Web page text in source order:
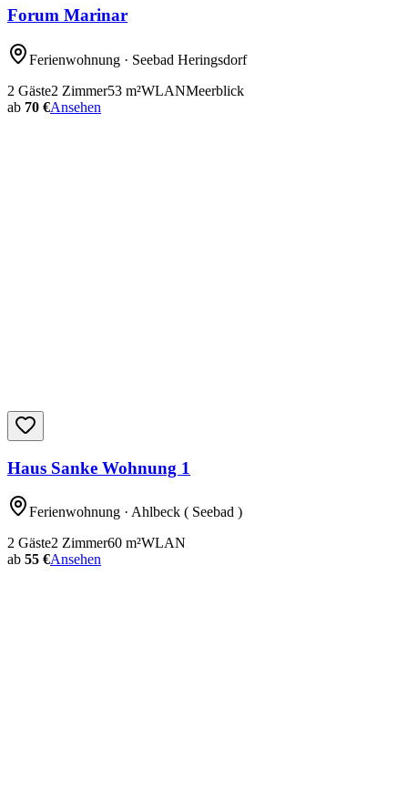
Forum Marinar
Ferienwohnung · Seebad Heringsdorf
2 Gäste2 Zimmer53 m²WLANMeerblick
ab 70 €Ansehen
Haus Sanke Wohnung 1
Ferienwohnung · Ahlbeck ( Seebad )
2 Gäste2 Zimmer60 m²WLAN
ab 55 €Ansehen